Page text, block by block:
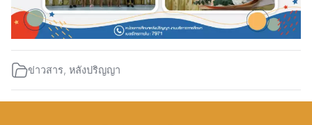
ข่าวสาร, หลังปริญญา